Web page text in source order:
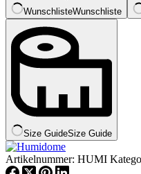
WunschlisteWunschliste
Size GuideSize Guide
Artikelnummer: HUMI